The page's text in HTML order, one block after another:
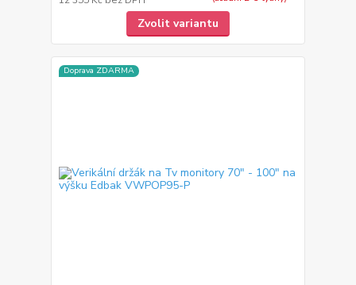
Zvolit variantu
Doprava ZDARMA